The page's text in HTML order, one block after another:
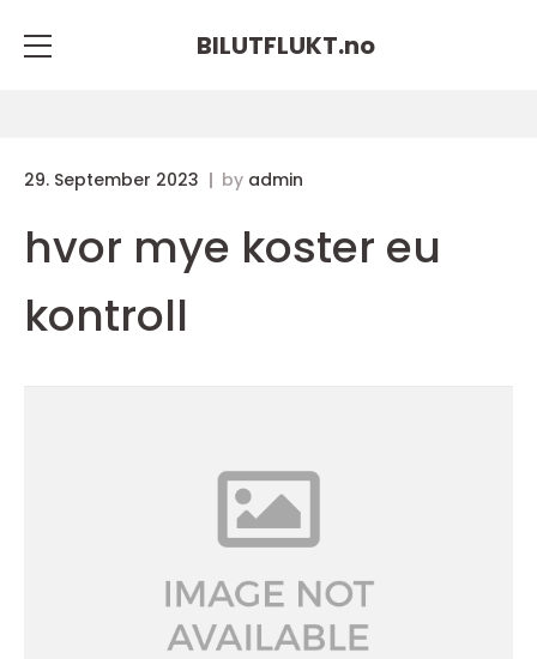
BILUTFLUKT.no
29. September 2023 by admin
hvor mye koster eu
kontroll